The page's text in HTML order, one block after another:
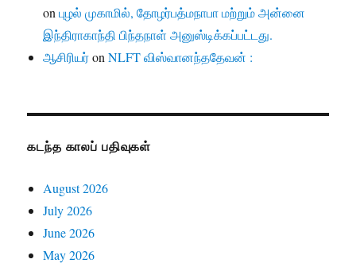
onபுழல் முகாமில், தோழர்பத்மநாபா மற்றும் அன்னை
இந்திராகாந்தி பிந்தநாள் அனுஸ்டிக்கப்பட்டது.
ஆசிரியர்onNLFT விஸ்வானந்ததேவன் :
கடந்த காலப் பதிவுகள்
August 2026
July 2026
June 2026
May 2026